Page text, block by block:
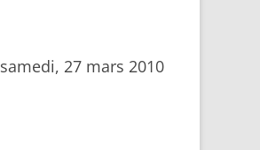
samedi, 27 mars 2010